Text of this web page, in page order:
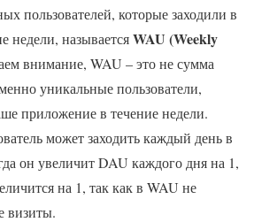
пользователей, которые заходили в
недели, называетсяWAU (Weekly
внимание, WAU – это не сумма
уникальные пользователи,
приложение в течение недели.
может заходить каждый день в
он увеличит DAU каждого дня на 1,
на 1, так как в WAU не
визиты.